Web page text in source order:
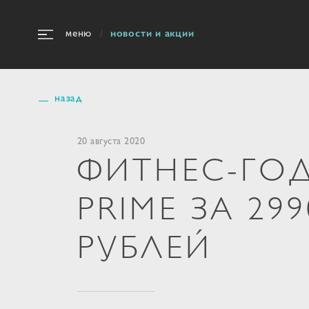
меню новости и акции
назад
20 августа 2020
ФИТНЕС-
PRIME ЗА
РУБЛЕЙ